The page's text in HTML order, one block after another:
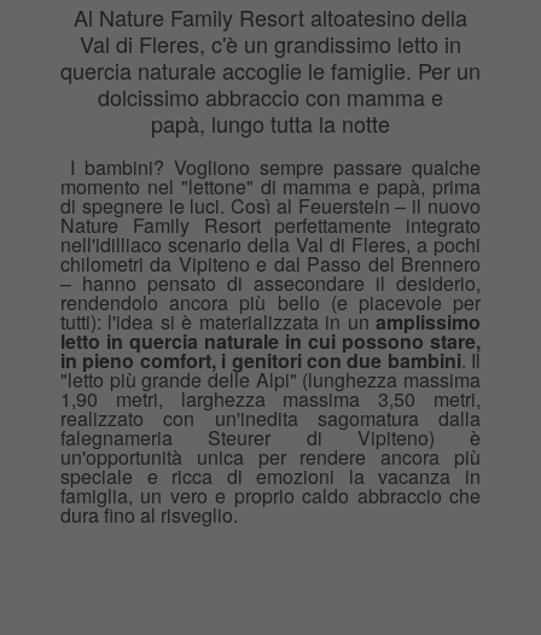
Al Nature Family Resort altoatesino della
Val di Fleres, c'è un grandissimo letto in
quercia naturale accoglie le famiglie. Per un
dolcissimo abbraccio con mamma e
papà, lungo tutta la notte
I bambini? Vogliono sempre passare qualche
momento nel "lettone" di mamma e papà, prima
di spegnere le luci. Così al Feuerstein – il nuovo
Nature Family Resort perfettamente integrato
nell'idilliaco scenario della Val di Fleres, a pochi
chilometri da Vipiteno e dal Passo del Brennero
– hanno pensato di assecondare il desiderio,
rendendolo ancora più bello (e piacevole per
tutti): l'idea si è materializzata in un amplissimo
letto in quercia naturale in cui possono stare,
in pieno comfort, i genitori con due bambini. Il
"letto più grande delle Alpi" (lunghezza massima
1,90 metri, larghezza massima 3,50 metri,
realizzato con un'inedita sagomatura dalla
falegnameria Steurer di Vipiteno) è
un'opportunità unica per rendere ancora più
speciale e ricca di emozioni la vacanza in
famiglia, un vero e proprio caldo abbraccio che
dura fino al risveglio.